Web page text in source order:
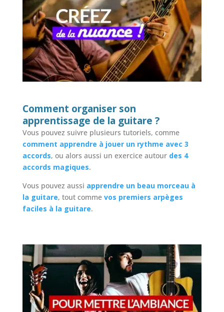
Comment organiser son
apprentissage de la guitare ?
Vous pouvez suivre plusieurs tutoriels, comme
comment apprendre à jouer un rythme avec 3
accords, ou alors aussi un exercice autour des 4
accords magiques.
Vous pouvez aussi apprendre un beau morceau à
la guitare, tout comme vos premiers arpèges
faciles à la guitare.